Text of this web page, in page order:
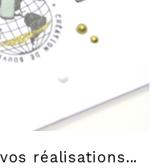
réalisations...